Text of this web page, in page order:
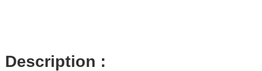
Description :